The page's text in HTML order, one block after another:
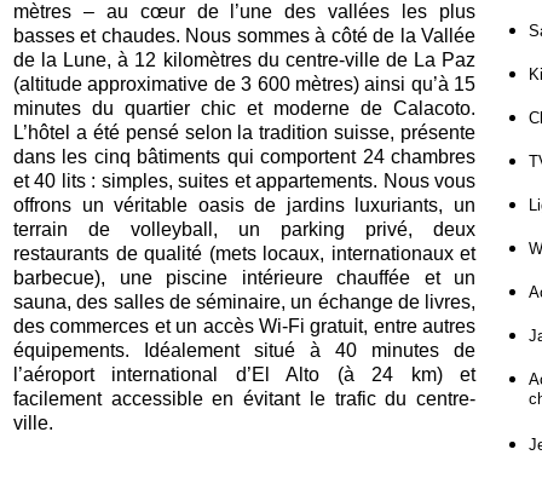
mètres – au cœur de l’une des vallées les plus
basses et chaudes. Nous sommes à côté de la Vallée
de la Lune, à 12 kilomètres du centre-ville de La Paz
(altitude approximative de 3 600 mètres) ainsi qu’à 15
minutes du quartier chic et moderne de Calacoto.
L’hôtel a été pensé selon la tradition suisse, présente
dans les cinq bâtiments qui comportent 24 chambres
et 40 lits : simples, suites et appartements. Nous vous
offrons un véritable oasis de jardins luxuriants, un
terrain de volleyball, un parking privé, deux
restaurants de qualité (mets locaux, internationaux et
barbecue), une piscine intérieure chauffée et un
sauna, des salles de séminaire, un échange de livres,
des commerces et un accès Wi-Fi gratuit, entre autres
équipements. Idéalement situé à 40 minutes de
l’aéroport international d’El Alto (à 24 km) et
facilement accessible en évitant le trafic du centre-
ville.